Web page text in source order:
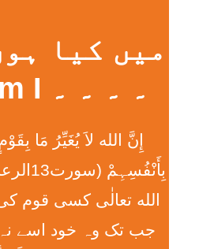
میں کیا
۔ ۔ ۔ ۔ What Am I
إِنَّ الله لاَ يُغَيِّرُ مَا
الله تعالٰی کسی قوم
جب تک وہ خود اسے نہ